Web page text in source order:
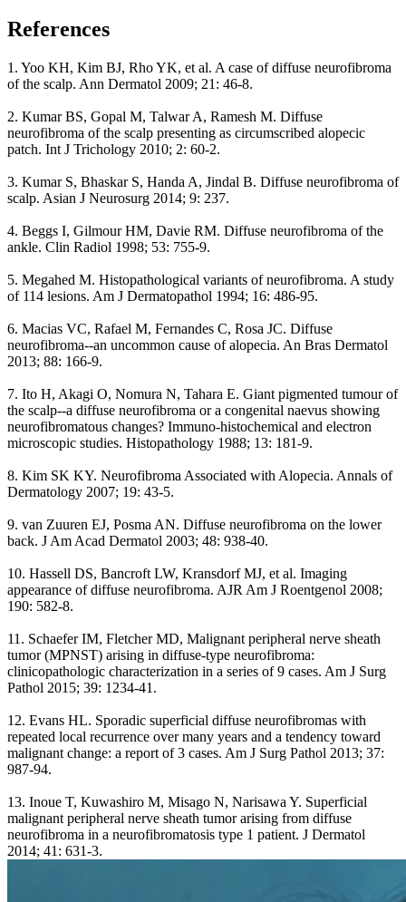
References
1. Yoo KH, Kim BJ, Rho YK, et al. A case of diffuse neurofibroma
of the scalp. Ann Dermatol 2009; 21: 46-8.
2. Kumar BS, Gopal M, Talwar A, Ramesh M. Diffuse
neurofibroma of the scalp presenting as circumscribed alopecic
patch. Int J Trichology 2010; 2: 60-2.
3. Kumar S, Bhaskar S, Handa A, Jindal B. Diffuse neurofibroma of
scalp. Asian J Neurosurg 2014; 9: 237.
4. Beggs I, Gilmour HM, Davie RM. Diffuse neurofibroma of the
ankle. Clin Radiol 1998; 53: 755-9.
5. Megahed M. Histopathological variants of neurofibroma. A study
of 114 lesions. Am J Dermatopathol 1994; 16: 486-95.
6. Macias VC, Rafael M, Fernandes C, Rosa JC. Diffuse
neurofibroma--an uncommon cause of alopecia. An Bras Dermatol
2013; 88: 166-9.
7. Ito H, Akagi O, Nomura N, Tahara E. Giant pigmented tumour of
the scalp--a diffuse neurofibroma or a congenital naevus showing
neurofibromatous changes? Immuno-histochemical and electron
microscopic studies. Histopathology 1988; 13: 181-9.
8. Kim SK KY. Neurofibroma Associated with Alopecia. Annals of
Dermatology 2007; 19: 43-5.
9. van Zuuren EJ, Posma AN. Diffuse neurofibroma on the lower
back. J Am Acad Dermatol 2003; 48: 938-40.
10. Hassell DS, Bancroft LW, Kransdorf MJ, et al. Imaging
appearance of diffuse neurofibroma. AJR Am J Roentgenol 2008;
190: 582-8.
11. Schaefer IM, Fletcher MD, Malignant peripheral nerve sheath
tumor (MPNST) arising in diffuse-type neurofibroma:
clinicopathologic characterization in a series of 9 cases. Am J Surg
Pathol 2015; 39: 1234-41.
12. Evans HL. Sporadic superficial diffuse neurofibromas with
repeated local recurrence over many years and a tendency toward
malignant change: a report of 3 cases. Am J Surg Pathol 2013; 37:
987-94.
13. Inoue T, Kuwashiro M, Misago N, Narisawa Y. Superficial
malignant peripheral nerve sheath tumor arising from diffuse
neurofibroma in a neurofibromatosis type 1 patient. J Dermatol
2014; 41: 631-3.